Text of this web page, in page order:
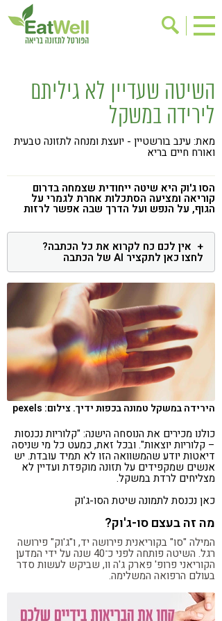
בישול בריא
אינדקס עסקים
ריפוי ומניעת מחלות
תוספי תזונה
אירועים
שינוי תזונתי
גישות בתזונה
דיאטה
ילדים
תזונה וספורט
הפרעות קשב & ריכוז
אכילה רגשית
רגישות לגלוטן
טעים להכיר
קורונה
טבעונות
השיטה שעדיין לא גיליתם
לירידה במשקל
מאת: עינב בורשטיין - יועצת ומנחה לתזונה טבעית
ואורח חיים בריא
הסו ג'וק היא שיטה ייחודית שצמחה בדרום
קוריאה ומציעה הסתכלות אחרת לגמרי על
הגוף, על הנפש ועל הדרך שבה אפשר לרזות
אין לכם כח לקרוא את כל הכתבה?
לחצו כאן לתקציר AI של הכתבה
הירידה במשקל טמונה בכפות ידיך. צילום: pexels
כולנו מכירים את הנוסחה הישנה: "קלוריות נכנסות
– קלוריות יוצאות". ובכל זאת, כמעט כל מי שניסה
דיאטות יודע שהמשוואה הזו לא תמיד עובדת. יש
אנשים שמקפידים על תזונה מוקפדת ועדיין לא
מצליחים לרדת במשקל.
כאן נכנסת לתמונה שיטת הסו-ג'וק
מה זה בעצם סו-ג'וק?
המילה "סו" בקוריאנית פירושה יד, ו"ג'וק" פירושה
רגל. השיטה פותחה לפני כ־40 שנה על ידי המדען
הקוריאני פרופ' פארק ג'ה וו, שביקש לעשות סדר
בעולם הרפואה המשלימה.